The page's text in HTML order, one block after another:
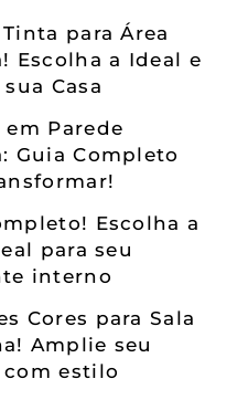
para Área
Escolha a Ideal e
Casa
em Parede
Guia Completo
Escolha a
para seu
interno
Cores para Sala
Amplie seu
com estilo